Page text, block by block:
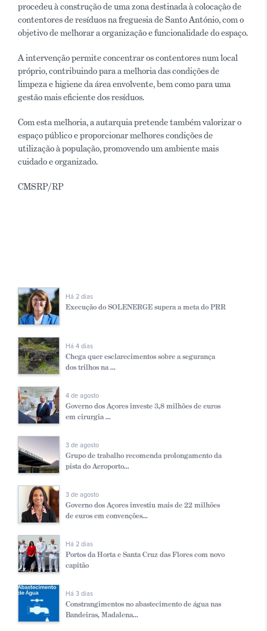
procedeu à construção de uma zona destinada à colocação de
contentores de resíduos na freguesia de Santo António, com o
objetivo de melhorar a organização e funcionalidade do espaço.
A intervenção permite concentrar os contentores num local
próprio, contribuindo para a melhoria das condições de
limpeza e higiene da área envolvente, bem como para uma
gestão mais eficiente dos resíduos.
Com esta melhoria, a autarquia pretende também valorizar o
espaço público e proporcionar melhores condições de
utilização à população, promovendo um ambiente mais
cuidado e organizado.
CMSRP/RP
Há 2 dias
Execução do SOLENERGE supera a meta do PRR
Há 4 dias
Chega quer esclarecimentos sobre a segurança
dos trilhos na ...
4 de agosto
Governo dos Açores investe 3,8 milhões de euros
em cirurgia ...
3 de agosto
Grupo de trabalho recomenda prolongamento da
pista do Aeroporto...
3 de agosto
Governo dos Açores investiu mais de 22 milhões
de euros em convenções...
Há 2 dias
Portos da Horta e Santa Cruz das Flores com novo
capitão
Há 3 dias
Constrangimentos no abastecimento de água nas
Bandeiras, Madalena...